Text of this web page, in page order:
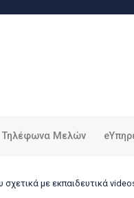
Τηλέφωνα Μελών
σχετικά με εκπαιδευτικά